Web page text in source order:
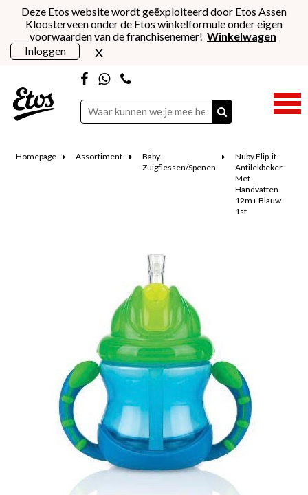
Deze Etos website wordt geëxploiteerd door Etos Assen
Kloosterveen onder de Etos winkelformule onder eigen
voorwaarden van de franchisenemer! Winkelwagen
Inloggen
x
Homepage Assortiment
Baby
Zuigflessen/Spenen
Nuby Flip-it
Antilekbeker
Met
Handvatten
12m+ Blauw
1st